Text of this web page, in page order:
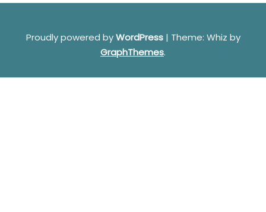
Proudly powered byWordPress | Theme: Whiz by
GraphThemes.